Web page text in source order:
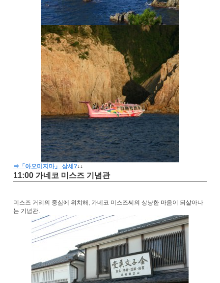
⇒「아오미지마」 상세?↓↓
11:00 가네코 미스즈 기념관
미스즈 거리의 중심에 위치해, 가네코 미스즈씨의 상냥한 마음이 되살아나
는 기념관.